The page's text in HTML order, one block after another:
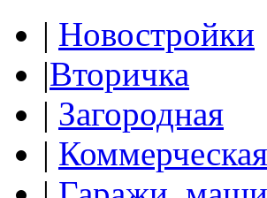
| Новостройки
|Вторичка
| Загородная
| Коммерческая